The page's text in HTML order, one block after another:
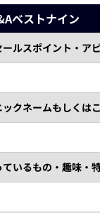
ベストナイン
ルスポイント・ア
クネームもしくは
いるもの・趣味・特